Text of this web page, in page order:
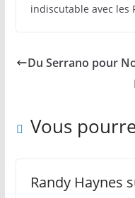
indiscutable avec les
Du Serrano pour
Vous
Randy Haynes